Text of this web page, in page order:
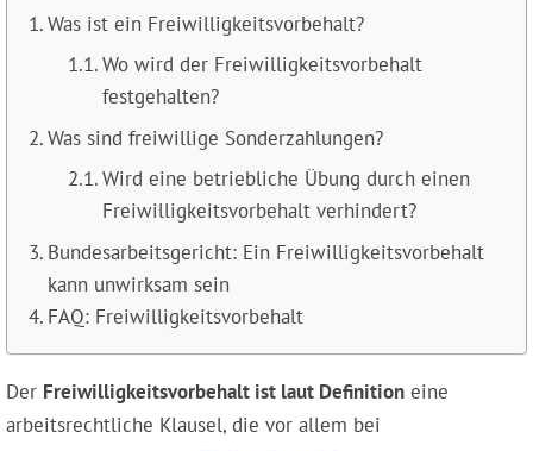
Was ist ein Freiwilligkeitsvorbehalt?
Wo wird der Freiwilligkeitsvorbehalt
festgehalten?
Was sind freiwillige Sonderzahlungen?
Wird eine betriebliche Übung durch einen
Freiwilligkeitsvorbehalt verhindert?
Bundesarbeitsgericht: Ein Freiwilligkeitsvorbehalt
kann unwirksam sein
FAQ: Freiwilligkeitsvorbehalt
Der Freiwilligkeitsvorbehalt ist laut Definition eine
arbeitsrechtliche Klausel, die vor allem bei